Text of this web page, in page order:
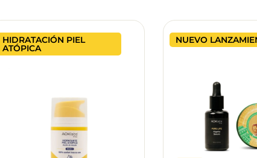
HIDRATACIÓN PIEL
ATÓPICA
NUEVO